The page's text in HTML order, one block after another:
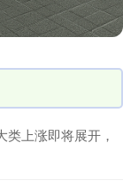
上涨即将展开，